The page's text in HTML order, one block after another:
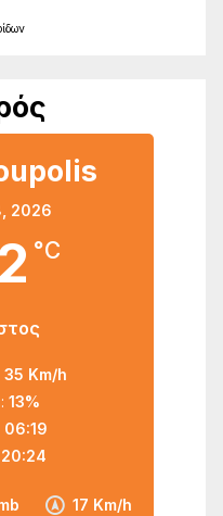
2026
°C
17 Km/h
35 Km/h
13%
06:19
20:24